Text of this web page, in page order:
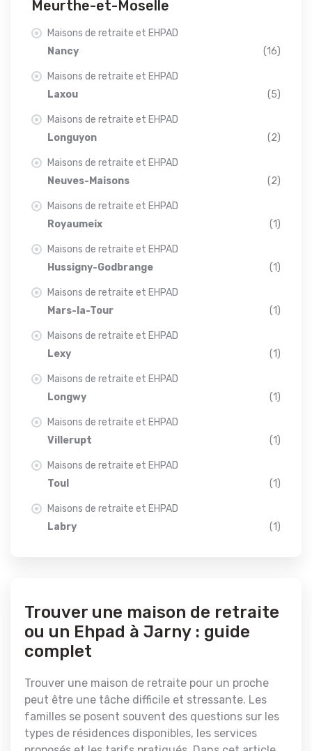
Meurthe-et-Moselle
Maisons de retraite et EHPAD
Nancy
(16)
Maisons de retraite et EHPAD
Laxou
(5)
Maisons de retraite et EHPAD
Longuyon
(2)
Maisons de retraite et EHPAD
Neuves-Maisons
(2)
Maisons de retraite et EHPAD
Royaumeix
(1)
Maisons de retraite et EHPAD
Hussigny-Godbrange
(1)
Maisons de retraite et EHPAD
Mars-la-Tour
(1)
Maisons de retraite et EHPAD
Lexy
(1)
Maisons de retraite et EHPAD
Longwy
(1)
Maisons de retraite et EHPAD
Villerupt
(1)
Maisons de retraite et EHPAD
Toul
(1)
Maisons de retraite et EHPAD
Labry
(1)
Trouver une maison de retraite
ou un Ehpad à Jarny : guide
complet
Trouver une maison de retraite pour un proche
peut être une tâche difficile et stressante. Les
familles se posent souvent des questions sur les
types de résidences disponibles, les services